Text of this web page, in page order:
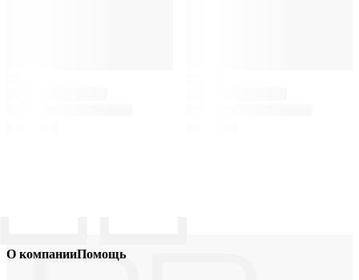
О компанииПомощь